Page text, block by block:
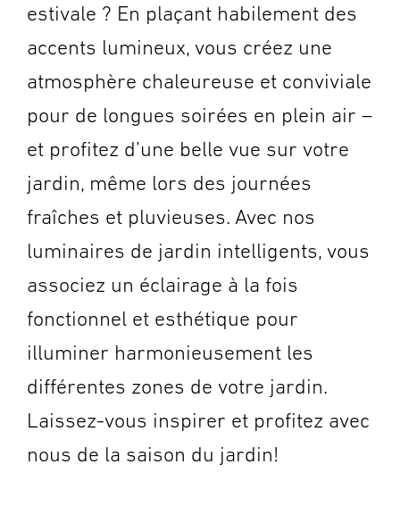
estivale ? En plaçant habilement des
accents lumineux, vous créez une
atmosphère chaleureuse et conviviale
pour de longues soirées en plein air –
et profitez d’une belle vue sur votre
jardin, même lors des journées
fraîches et pluvieuses. Avec nos
luminaires de jardin intelligents, vous
associez un éclairage à la fois
fonctionnel et esthétique pour
illuminer harmonieusement les
différentes zones de votre jardin.
Laissez-vous inspirer et profitez avec
nous de la saison du jardin!